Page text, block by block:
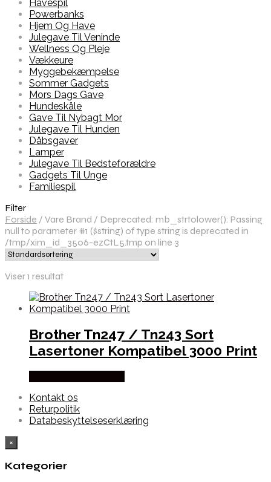
Havespil
Powerbanks
Hjem Og Have
Julegave Til Veninde
Wellness Og Pleje
Vækkeure
Myggebekæmpelse
Sommer Gadgets
Mors Dags Gave
Hundeskåle
Gave Til Nybagt Mor
Julegave Til Hunden
Dåbsgaver
Lamper
Julegave Til Bedsteforældre
Gadgets Til Unge
Familiespil
Filter
Forside / Vare Brand / Deprecated: mb_strtolower(): Passing
null to parameter #1 ($string) of type string is deprecated in
/tmp/xim_id_3506-ezCtL5.tmp on line 3
Viser 1 resultat
Brother Tn247 / Tn243 Sort
Lasertoner Kompatibel 3000 Print
Kontakt os
Returpolitik
Databeskyttelseserklæring
×
Kategorier